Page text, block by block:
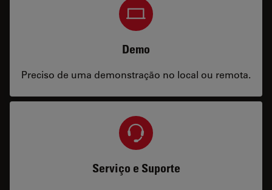
Demo
Preciso de uma demonstração no local ou remota.
Serviço e Suporte